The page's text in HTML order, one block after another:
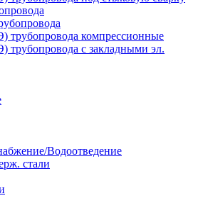
компрессионные
с закладными эл.
Водоотведение
стали